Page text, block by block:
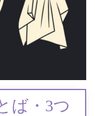
ば・3つ